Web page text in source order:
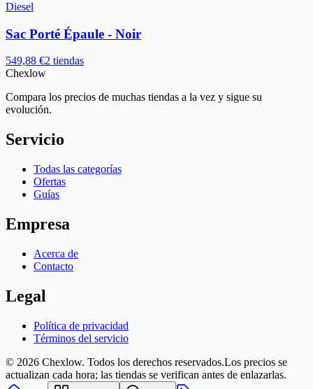
Diesel
Sac Porté Épaule - Noir
549,88 €2 tiendas
Chexlow
Compara los precios de muchas tiendas a la vez y sigue su
evolución.
Servicio
Todas las categorías
Ofertas
Guías
Empresa
Acerca de
Contacto
Legal
Política de privacidad
Términos del servicio
© 2026 Chexlow. Todos los derechos reservados.Los precios se
actualizan cada hora; las tiendas se verifican antes de enlazarlas.